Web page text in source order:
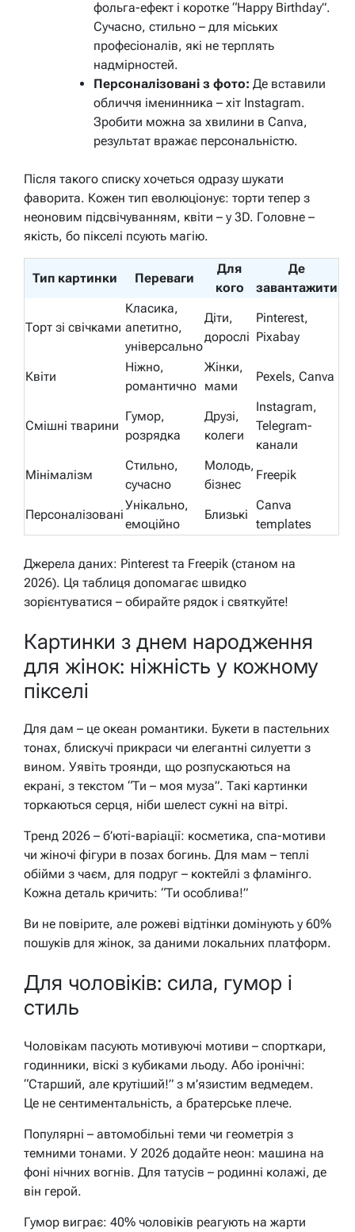
фольга-ефект і коротке “Happy Birthday”.
Сучасно, стильно – для міських
професіоналів, які не терплять
надмірностей.
Персоналізовані з фото: Де вставили
обличчя іменинника – хіт Instagram.
Зробити можна за хвилини в Canva,
результат вражає персональністю.
Після такого списку хочеться одразу шукати
фаворита. Кожен тип еволюціонує: торти тепер з
неоновим підсвічуванням, квіти – у 3D. Головне –
якість, бо пікселі псують магію.
Тип картинки Переваги
Для
кого
Де
завантажити
Торт зі свічками
Класика,
апетитно,
універсально
Діти,
дорослі
Pinterest,
Pixabay
Квіти
Ніжно,
романтично
Жінки,
мами
Pexels, Canva
Смішні тварини
Гумор,
розрядка
Друзі,
колеги
Instagram,
Telegram-
канали
Мінімалізм
Стильно,
сучасно
Молодь,
бізнес
Freepik
Персоналізовані
Унікально,
емоційно
Близькі
Canva
templates
Джерела даних: Pinterest та Freepik (станом на
2026). Ця таблиця допомагає швидко
зорієнтуватися – обирайте рядок і святкуйте!
Картинки з днем народження
для жінок: ніжність у кожному
пікселі
Для дам – це океан романтики. Букети в пастельних
тонах, блискучі прикраси чи елегантні силуетти з
вином. Уявіть троянди, що розпускаються на
екрані, з текстом “Ти – моя муза”. Такі картинки
торкаються серця, ніби шелест сукні на вітрі.
Тренд 2026 – б’юті-варіації: косметика, спа-мотиви
чи жіночі фігури в позах богинь. Для мам – теплі
обійми з чаєм, для подруг – коктейлі з фламінго.
Кожна деталь кричить: “Ти особлива!”
Ви не повірите, але рожеві відтінки домінують у 60%
пошуків для жінок, за даними локальних платформ.
Для чоловіків: сила, гумор і
стиль
Чоловікам пасують мотивуючі мотиви – спорткари,
годинники, віскі з кубиками льоду. Або іронічні:
“Старший, але крутіший!” з м’язистим ведмедем.
Це не сентиментальність, а братерське плече.
Популярні – автомобільні теми чи геометрія з
темними тонами. У 2026 додайте неон: машина на
фоні нічних вогнів. Для татусів – родинні колажі, де
він герой.
Гумор виграє: 40% чоловіків реагують на жарти